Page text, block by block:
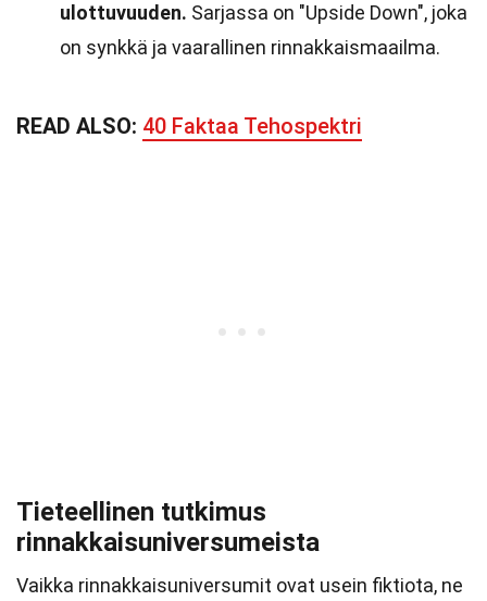
ulottuvuuden. Sarjassa on "Upside Down", joka
on synkkä ja vaarallinen rinnakkaismaailma.
READ ALSO: 40 Faktaa Tehospektri
Tieteellinen tutkimus
rinnakkaisuniversumeista
Vaikka rinnakkaisuniversumit ovat usein fiktiota, ne